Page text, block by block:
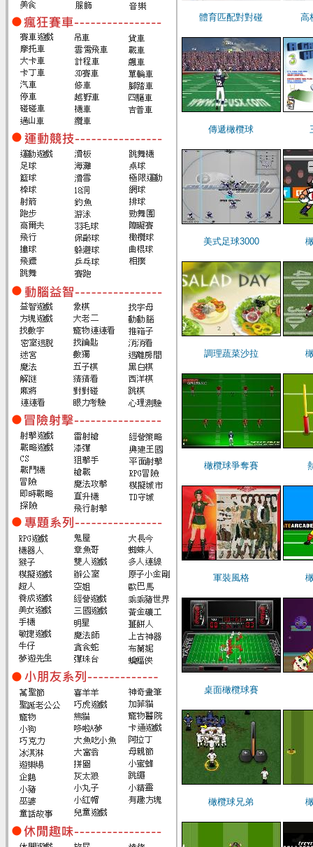
體育匹配對對碰 高
傳遞橄欖球
美式足球3000
調理蔬菜沙拉
橄欖球爭奪賽
軍裝風格
桌面橄欖球賽
橄欖球兄弟